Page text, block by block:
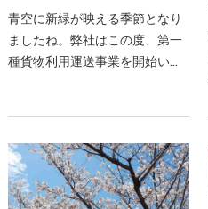
青空に新緑が映える季節となり
ましたね。弊社はこの度、第一
種貨物利用運送事業を開始いた
さが本格的に迎える前…